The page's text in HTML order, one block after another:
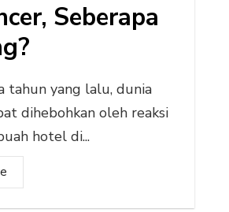
Seberapa
tahun yang lalu, dunia
dihebohkan oleh reaksi
hotel di...